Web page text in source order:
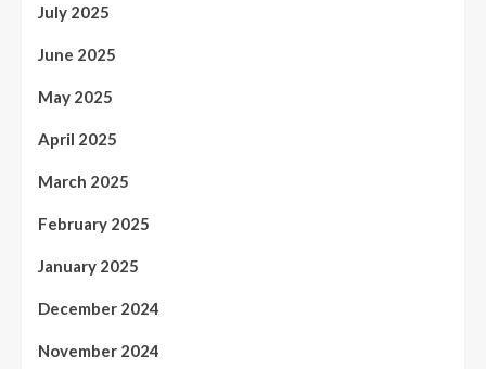
July 2025
June 2025
May 2025
April 2025
March 2025
February 2025
January 2025
December 2024
November 2024